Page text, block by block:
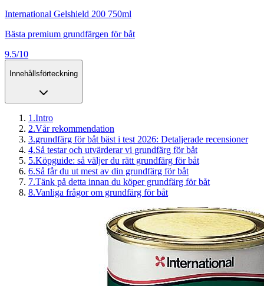
International Gelshield 200 750ml
Bästa premium grundfärgen för båt
9.5/10
Innehållsförteckning
1 .Intro
2.Vår rekommendation
3.grundfärg för båt bäst i test 2026: Detaljerade recensioner
4.Så testar och utvärderar vi grundfärg för båt
5.Köpguide: så väljer du rätt grundfärg för båt
6.Så får du ut mest av din grundfärg för båt
7.Tänk på detta innan du köper grundfärg för båt
8.Vanliga frågor om grundfärg för båt